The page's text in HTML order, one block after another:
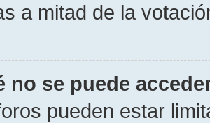
a mitad de la
no se puede
pueden estar